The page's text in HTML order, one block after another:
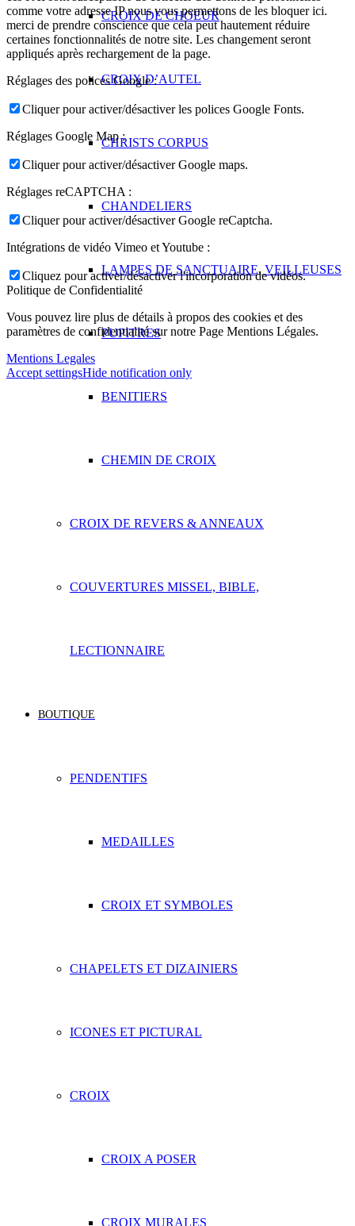
CROIX DE CHOEUR
CROIX D’AUTEL
CHRISTS CORPUS
CHANDELIERS
LAMPES DE SANCTUAIRE, VEILLEUSES
PUPITRES
BENITIERS
CHEMIN DE CROIX
CROIX DE REVERS & ANNEAUX
COUVERTURES MISSEL, BIBLE,
LECTIONNAIRE
BOUTIQUE
PENDENTIFS
MEDAILLES
CROIX ET SYMBOLES
CHAPELETS ET DIZAINIERS
ICONES ET PICTURAL
CROIX
CROIX A POSER
CROIX MURALES
comme votre adresse IP nous vous permettons de les bloquer ici.
merci de prendre conscience que cela peut hautement réduire
certaines fonctionnalités de notre site. Les changement seront
appliqués après rechargement de la page.
Réglages des polices Google :
Cliquer pour activer/désactiver les polices Google Fonts.
Réglages Google Map :
Cliquer pour activer/désactiver Google maps.
Réglages reCAPTCHA :
Cliquer pour activer/désactiver Google reCaptcha.
Intégrations de vidéo Vimeo et Youtube :
Cliquez pour activer/désactiver l'incorporation de vidéos.
Politique de Confidentialité
Vous pouvez lire plus de détails à propos des cookies et des
paramètres de confidentialité sur notre Page Mentions Légales.
Mentions Legales
Accept settingsHide notification only